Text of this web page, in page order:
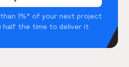
1%* of your next project
half the time to deliver it.